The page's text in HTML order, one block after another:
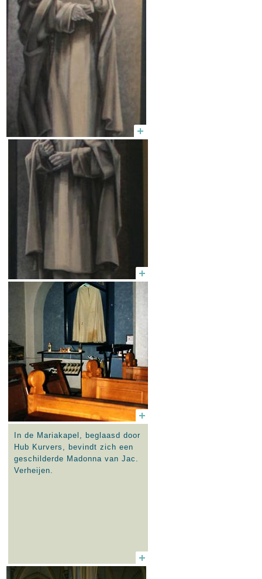
In de Mariakapel, beglaasd door
Hub Kurvers, bevindt zich een
geschilderde Madonna van Jac.
Verheijen.